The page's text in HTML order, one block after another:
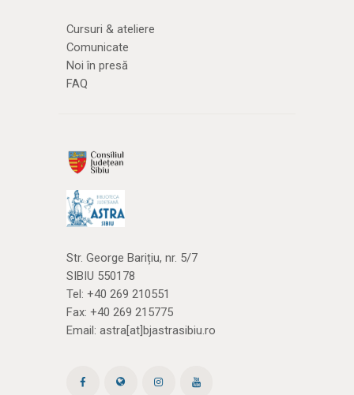
Cursuri & ateliere
Comunicate
Noi în presă
FAQ
Str. George Barițiu, nr. 5/7
SIBIU 550178
Tel: +40 269 210551
Fax: +40 269 215775
Email: astra[at]bjastrasibiu.ro